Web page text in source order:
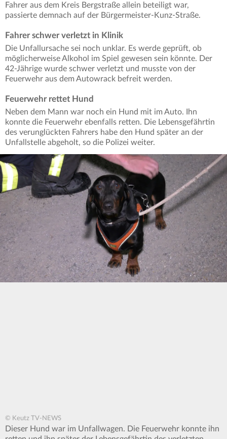
Fahrer aus dem Kreis Bergstraße allein beteiligt war,
passierte demnach auf der Bürgermeister-Kunz-Straße.
Fahrer schwer verletzt in Klinik
Die Unfallursache sei noch unklar. Es werde geprüft, ob
möglicherweise Alkohol im Spiel gewesen sein könnte. Der
42-Jährige wurde schwer verletzt und musste von der
Feuerwehr aus dem Autowrack befreit werden.
Feuerwehr rettet Hund
Neben dem Mann war noch ein Hund mit im Auto. Ihn
konnte die Feuerwehr ebenfalls retten. Die Lebensgefährtin
des verunglückten Fahrers habe den Hund später an der
Unfallstelle abgeholt, so die Polizei weiter.
© Keutz TV-NEWS
Dieser Hund war im Unfallwagen. Die Feuerwehr konnte ihn